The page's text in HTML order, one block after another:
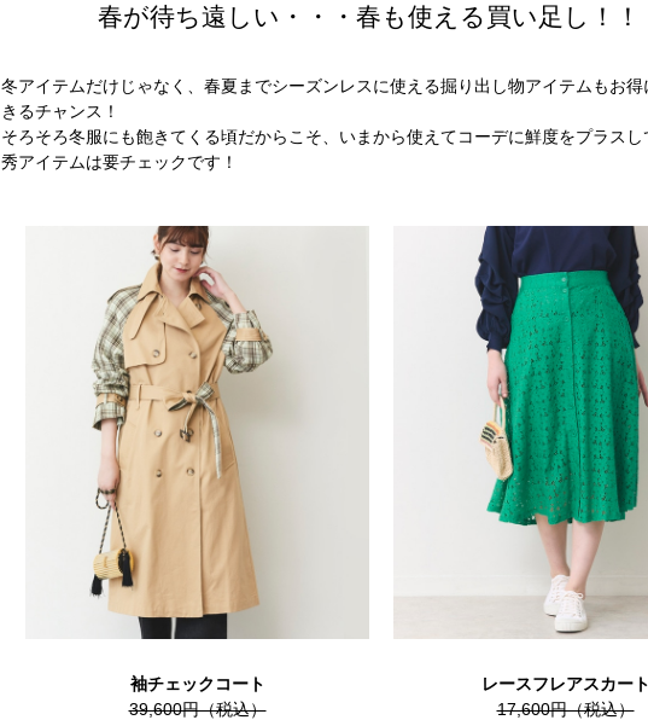
春が待ち遠しい・・・春も使える買い足し！！
冬アイテムだけじゃなく、春夏までシーズンレスに使える掘り出し物アイテムもお得
きるチャンス！
そろそろ冬服にも飽きてくる頃だからこそ、いまから使えてコーデに鮮度をプラス
秀アイテムは要チェックです！
袖チェックコート
39,600円（税込）
レースフレアスカート
17,600円（税込）